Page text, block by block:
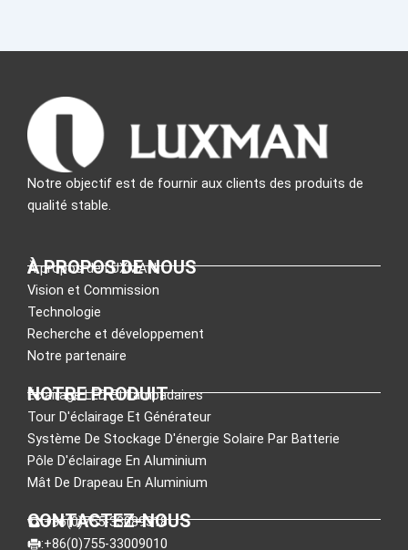
Notre objectif est de fournir aux clients des produits de
qualité stable.
À PROPOS DE NOUS
À propos de LUXMAN
Vision et Commission
Technologie
Recherche et développement
Notre partenaire
NOTRE PRODUIT
Éclairage LED Et Lampadaires
Tour D'éclairage Et Générateur
Système De Stockage D'énergie Solaire Par Batterie
Pôle D'éclairage En Aluminium
Mât De Drapeau En Aluminium
CONTACTEZ-NOUS
:+86(0)755-33089318
:+86(0)755-33009010